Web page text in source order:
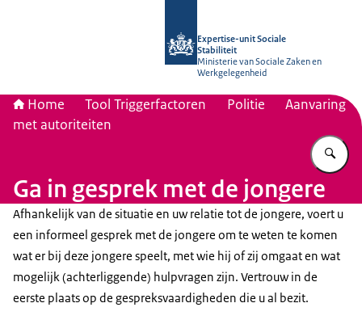
Expertise-unit Sociale
Stabiliteit
Ministerie van Sociale Zaken en
Werkgelegenheid
Home Tool Triggerfactoren Politie
Aanvaring
met autoriteiten
Ga in gesprek met de jongere
Afhankelijk van de situatie en uw relatie tot de jongere, voert u
een informeel gesprek met de jongere om te weten te komen
wat er bij deze jongere speelt, met wie hij of zij omgaat en wat
mogelijk (achterliggende) hulpvragen zijn. Vertrouw in de
eerste plaats op de gespreksvaardigheden die u al bezit.